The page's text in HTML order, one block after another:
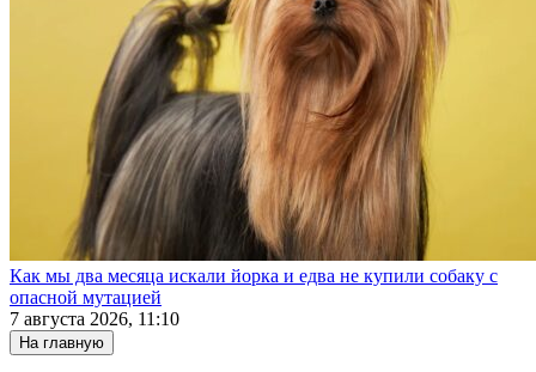
Как мы два месяца искали йорка и едва не купили собаку с
опасной мутацией
7 августа 2026, 11:10
На главную